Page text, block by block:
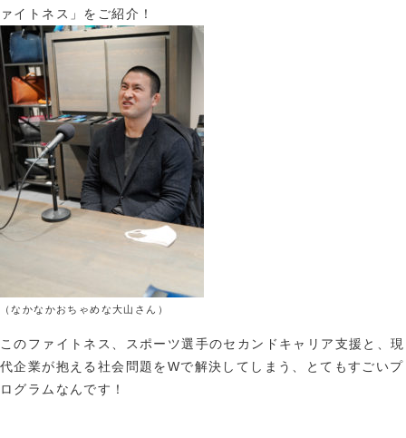
ァイトネス」をご紹介！
（なかなかおちゃめな大山さん）
このファイトネス、スポーツ選手のセカンドキャリア支援と、現
代企業が抱える社会問題をWで解決してしまう、とてもすごいプ
ログラムなんです！